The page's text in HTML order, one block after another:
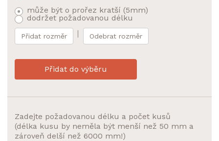
může být o prořez kratší (5mm)
dodržet požadovanou délku
Přidat rozměr Odebrat rozměr
Přidat do výběru
Zadejte požadovanou délku a počet kusů
(délka kusu by neměla být menší než 50 mm a
zároveň delší než 6000 mm!)